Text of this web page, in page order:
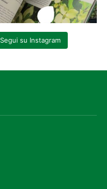
Segui su Instagram